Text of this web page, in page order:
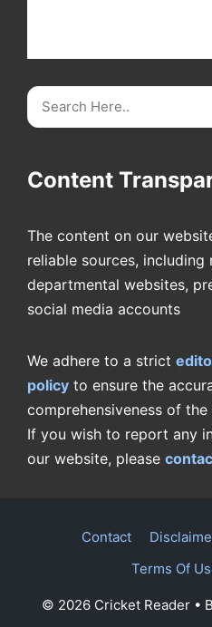
Search
Content
The content on our
reliable sources, including
departmental websites,
social media accounts
We adhere to a strict
policy to ensure the
comprehensiveness of
If you wish to report any
our website, please
Contact
Terms Of
© 2026 Cricket Reader•